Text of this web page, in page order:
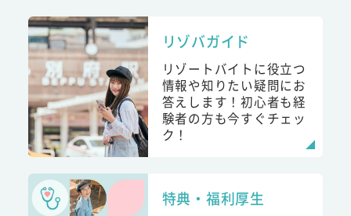
リゾバガイド
リゾートバイトに役立つ
情報や知りたい疑問にお
答えします！初心者も経
験者の方も今すぐチェッ
ク！
特典・福利厚生